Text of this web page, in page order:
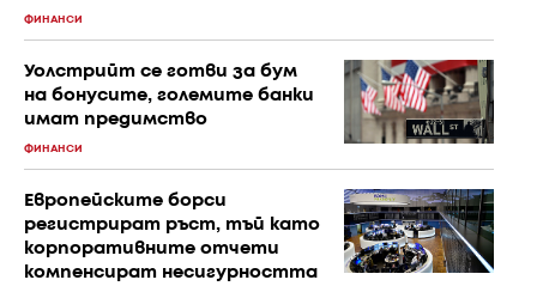
ФИНАНСИ
Уолстрийт се готви за бум
на бонусите, големите банки
имат предимство
ФИНАНСИ
Европейските борси
регистрират ръст, тъй като
корпоративните отчети
компенсират несигурността